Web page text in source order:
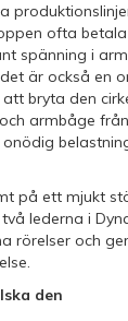
ofta
spänning i
är också en
bryta den
armbåge från
onödig
på ett mjukt
lederna i
rörelser och
den